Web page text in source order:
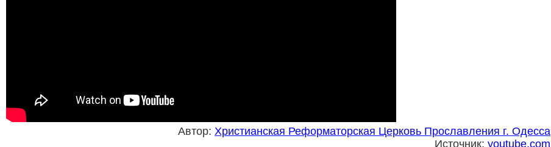
Автор: Христианская Реформаторская Церковь Прославления г. Одесса
Источник: youtube.com